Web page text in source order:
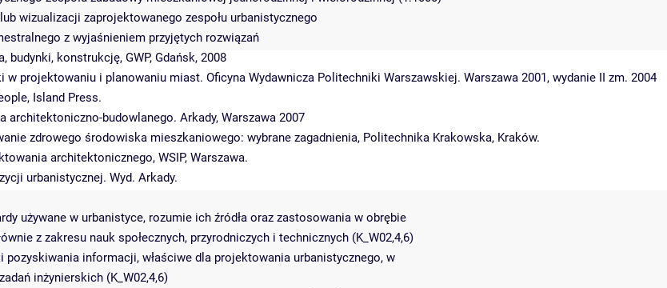
wizualizacji zaprojektowanego zespołu urbanistycznego
z wyjaśnieniem przyjętych rozwiązań
budynki, konstrukcję, GWP, Gdańsk, 2008
projektowaniu i planowaniu miast. Oficyna Wydawnicza Politechniki Warszawskiej. Warszawa 2001, wydanie II zm. 2004
Island Press.
architektoniczno-budowlanego. Arkady, Warszawa 2007
zdrowego środowiska mieszkaniowego: wybrane zagadnienia, Politechnika Krakowska, Kraków.
architektonicznego, WSIP, Warszawa.
urbanistycznej. Wyd. Arkady.
używane w urbanistyce, rozumie ich źródła oraz zastosowania w obrębie
z zakresu nauk społecznych, przyrodniczych i technicznych (K_W02,4,6)
pozyskiwania informacji, właściwe dla projektowania urbanistycznego, w
inżynierskich (K_W02,4,6)